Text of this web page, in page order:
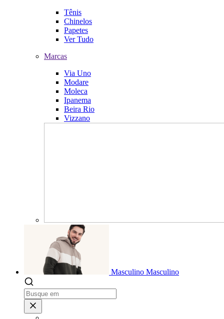
Tênis
Chinelos
Papetes
Ver Tudo
Marcas
Via Uno
Modare
Moleca
Ipanema
Beira Rio
Vizzano
Masculino Masculino